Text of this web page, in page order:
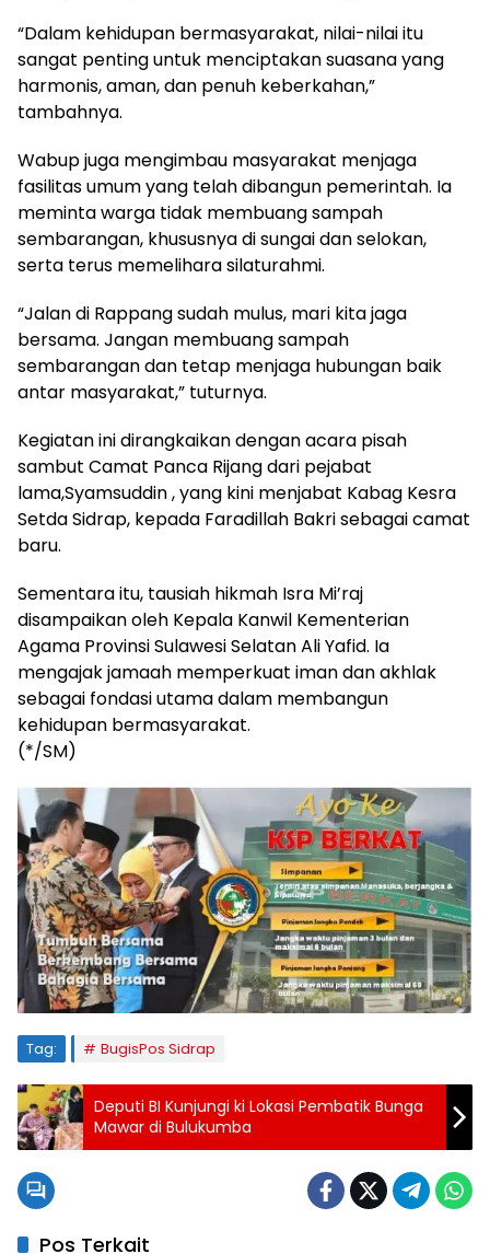
“Dalam kehidupan bermasyarakat, nilai-nilai itu
sangat penting untuk menciptakan suasana yang
harmonis, aman, dan penuh keberkahan,”
tambahnya.
Wabup juga mengimbau masyarakat menjaga
fasilitas umum yang telah dibangun pemerintah. Ia
meminta warga tidak membuang sampah
sembarangan, khususnya di sungai dan selokan,
serta terus memelihara silaturahmi.
“Jalan di Rappang sudah mulus, mari kita jaga
bersama. Jangan membuang sampah
sembarangan dan tetap menjaga hubungan baik
antar masyarakat,” tuturnya.
Kegiatan ini dirangkaikan dengan acara pisah
sambut Camat Panca Rijang dari pejabat
lama,Syamsuddin , yang kini menjabat Kabag Kesra
Setda Sidrap, kepada Faradillah Bakri sebagai camat
baru.
Sementara itu, tausiah hikmah Isra Mi’raj
disampaikan oleh Kepala Kanwil Kementerian
Agama Provinsi Sulawesi Selatan Ali Yafid. Ia
mengajak jamaah memperkuat iman dan akhlak
sebagai fondasi utama dalam membangun
kehidupan bermasyarakat.
(*/SM)
Tag: BugisPos Sidrap
Deputi BI Kunjungi ki Lokasi Pembatik Bunga
Mawar di Bulukumba
Pos Terkait